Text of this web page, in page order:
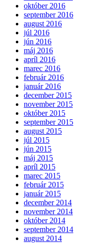
október 2016
september 2016
august 2016
júl 2016
jún 2016
máj 2016
apríl 2016
marec 2016
február 2016
január 2016
december 2015
november 2015
október 2015
september 2015
august 2015
júl 2015
jún 2015
máj 2015
apríl 2015
marec 2015
február 2015
január 2015
december 2014
november 2014
október 2014
september 2014
august 2014